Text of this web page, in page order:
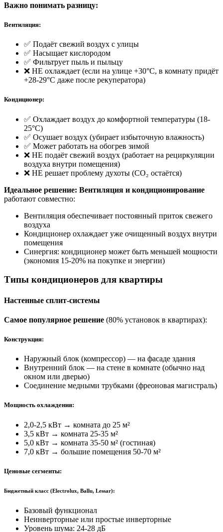
Важно понимать разницу:
Вентиляция:
✅ Подаёт свежий воздух с улицы
✅ Насыщает кислородом
✅ Фильтрует пыль и пыльцу
❌ НЕ охлаждает (если на улице +30°C, в комнату придёт
+28-29°C даже после рекуператора)
Кондиционер:
✅ Охлаждает воздух до комфортной температуры (18-
25°C)
✅ Осушает воздух (убирает избыточную влажность)
✅ Может работать на обогрев зимой
❌ НЕ подаёт свежий воздух (работает на рециркуляции
воздуха внутри помещения)
❌ НЕ решает проблему духоты (CO₂ остаётся)
Идеальное решение: Вентиляция и кондиционирование
работают совместно:
Вентиляция обеспечивает постоянный приток свежего
воздуха
Кондиционер охлаждает уже очищенный воздух внутри
помещения
Синергия: кондиционер может быть меньшей мощности
(экономия 15-20% на покупке и энергии)
Типы кондиционеров для квартиры
Настенные сплит-системы
Самое популярное решение (80% установок в квартирах):
Конструкция:
Наружный блок (компрессор) — на фасаде здания
Внутренний блок — на стене в комнате (обычно над
окном или дверью)
Соединение медными трубками (фреоновая магистраль)
Мощность охлаждения:
2,0-2,5 кВт → комната до 25 м²
3,5 кВт → комната 25-35 м²
5,0 кВт → комната 35-50 м² (гостиная)
7,0 кВт → большие помещения 50-70 м²
Ценовые сегменты:
Бюджетный класс (Electrolux, Ballu, Lessar):
Базовый функционал
Неинверторные или простые инверторные
Уровень шума: 24-28 дБ